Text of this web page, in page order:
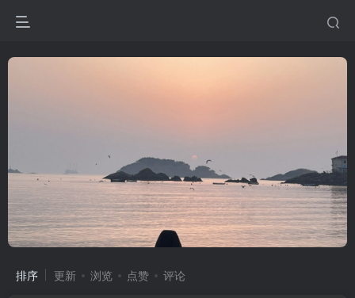
排序 更新 浏览 点赞 评论